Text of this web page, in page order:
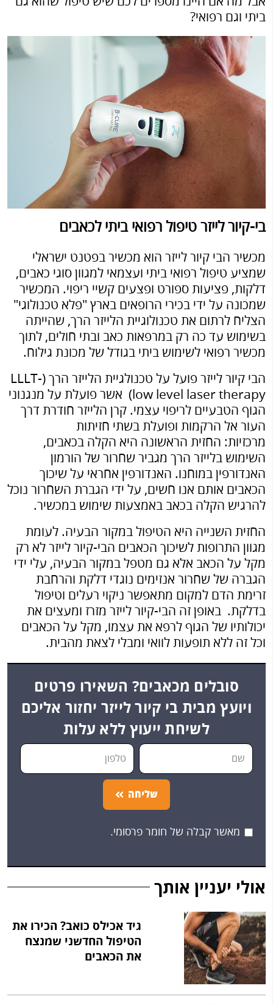
ביתי וגם רפואי?
בי-קיור לייזר טיפול רפואי ביתי לכאבים
מכשיר הבי קיור לייזר הוא מכשיר בפטנט ישראלי
שמציע טיפול רפואי ביתי ועצמאי למגוון סוגי כאבים,
דלקות, פציעות ספורט ופצעים קשיי ריפוי. המכשיר
שמכונה על ידי בכירי הרופאים בארץ "פלא טכנולוגי"
הצליח לרתום את טכנולוגיית הלייזר הרך, שהייתה
בשימוש עד כה רק במרפאות כאב ובתי חולים, לתוך
מכשיר רפואי לשימוש ביתי בגודל של מכונת גילוח.
הבי קיור לייזר פועל על טכנולגיית הלייזר הרך (LLLT-
low level laser therapy) אשר פועלת על מנגנוני
הגוף הטבעיים לריפוי עצמי. קרן הלייזר חודרת דרך
העור אל הרקמות ופועלת בשתי חזיתות
מרכזיות: החזית הראשונה היא הקלה בכאבים,
השימוש בלייזר הרך מגביר שחרור של הורמון
האנדורפין במוחנו. האנדורפין אחראי על שיכוך
הכאבים אותם אנו חשים, על ידי הגברת השחרור נוכל
להרגיש הקלה בכאב באמצעות שימוש במכשיר.
החזית השנייה היא הטיפול במקור הבעיה. לעומת
מגוון התרופות לשיכוך הכאבים הבי-קיור לייזר לא רק
מקל על הכאב אלא גם מטפל במקור הבעיה, עלי ידי
הגברה של שחרור אנזימים נוגדי דלקת והרחבת
זרימת הדם למקום מתאפשר ניקוי רעלים וטיפול
בדלקת. באופן זה הבי-קיור לייזר מזרז ומעצים את
יכולותיו של הגוף לרפא את עצמו, מקל על הכאבים
וכל זה ללא תופעות לוואי ומבלי לצאת מהבית.
סובלים מכאבים? השאירו פרטים
ויועץ מבית בי קיור לייזר יחזור אליכם
לשיחת ייעוץ ללא עלות
שליחה
מאשר קבלה של חומר פרסומי.
אולי יעניין אותך
גיד אכילס כואב? הכירו את
הטיפול החדשני שמנצח
את הכאבים